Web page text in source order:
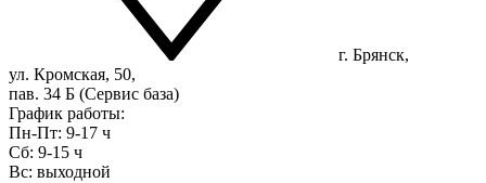
г. Брянск,
ул. Кромская, 50,
пав. 34 Б (Сервис база)
График работы:
Пн-Пт: 9-17 ч
Сб: 9-15 ч
Вс: выходной